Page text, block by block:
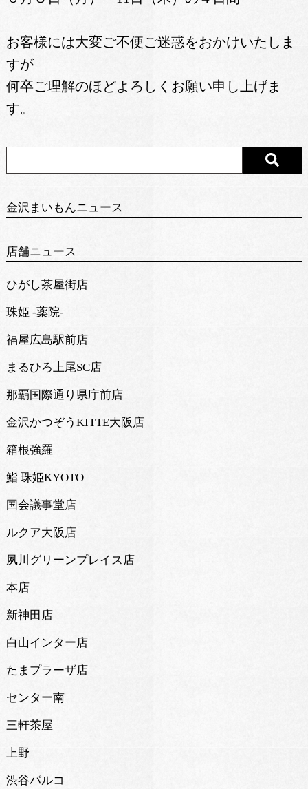
お客様には大変ご不便ご迷惑をおかけいたしま
すが
何卒ご理解のほどよろしくお願い申し上げま
す。
金沢まいもんニュース
店舗ニュース
ひがし茶屋街店
珠姫 -薬院-
福屋広島駅前店
まるひろ上尾SC店
那覇国際通り県庁前店
金沢かつぞうKITTE大阪店
箱根強羅
鮨 珠姫KYOTO
国会議事堂店
ルクア大阪店
夙川グリーンプレイス店
本店
新神田店
白山インター店
たまプラーザ店
センター南
三軒茶屋
上野
渋谷パルコ